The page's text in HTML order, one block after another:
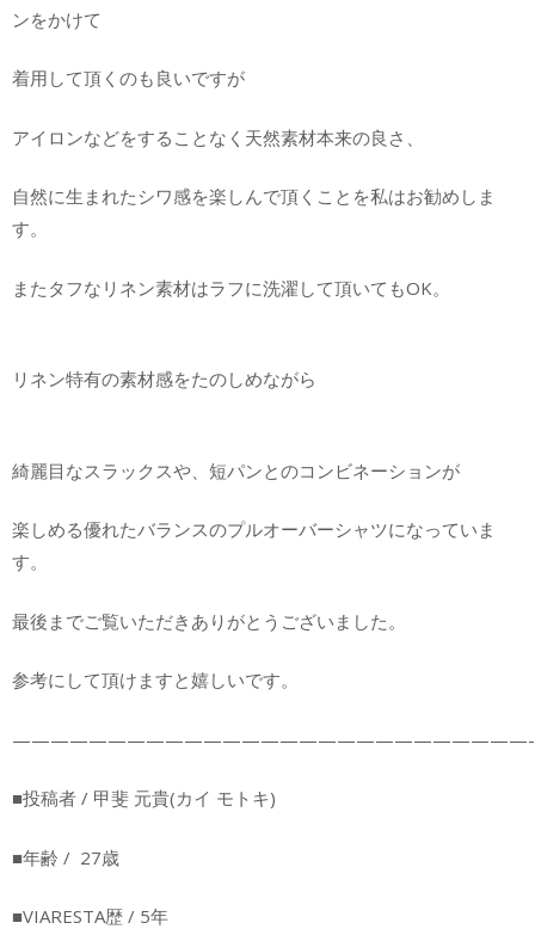
ンをかけて
着用して頂くのも良いですが
アイロンなどをすることなく天然素材本来の良さ、
自然に生まれたシワ感を楽しんで頂くことを私はお勧めしま
す。
またタフなリネン素材はラフに洗濯して頂いてもOK。
リネン特有の素材感をたのしめながら
綺麗目なスラックスや、短パンとのコンビネーションが
楽しめる優れたバランスのプルオーバーシャツになっていま
す。
最後までご覧いただきありがとうございました。
参考にして頂けますと嬉しいです。
———————————————————————————-
■投稿者 / 甲斐 元貴(カイ モトキ)
■年齢 / 27歳
■VIARESTA歴 / 5年